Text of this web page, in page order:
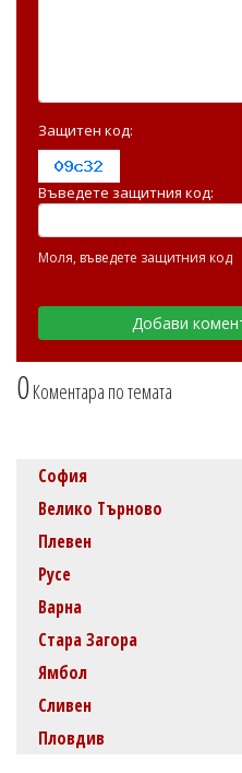
0Коментара по темата
Защитен код:
Въведете защитния код:
Моля, въведете защитния код
София
Велико Търново
Плевен
Русе
Варна
Стара Загора
Ямбол
Сливен
Пловдив